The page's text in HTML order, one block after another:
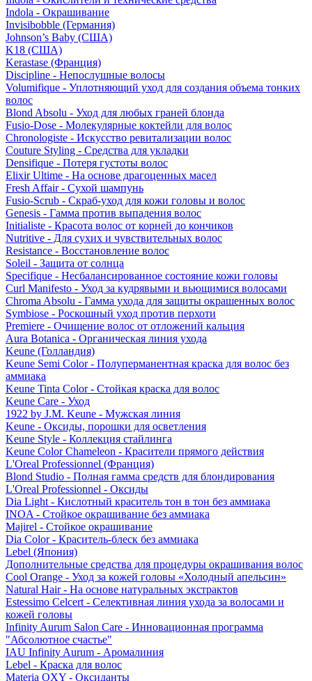
Indola - Окрашивание
Invisibobble (Германия)
Johnson’s Baby (США)
K18 (США)
Kerastase (Франция)
Discipline - Непослушные волосы
Volumifique - Уплотняющий уход для создания объема тонких
волос
Blond Absolu - Уход для любых граней блонда
Fusio-Dose - Молекулярные коктейли для волос
Chronologiste - Искусство ревитализации волос
Couture Styling - Средства для укладки
Densifique - Потеря густоты волос
Elixir Ultime - На основе драгоценных масел
Fresh Affair - Сухой шампунь
Fusio-Scrub - Скраб-уход для кожи головы и волос
Genesis - Гамма против выпадения волос
Initialiste - Красота волос от корней до кончиков
Nutritive - Для сухих и чувствительных волос
Resistance - Восстановление волос
Soleil - Защита от солнца
Specifique - Несбалансированное состояние кожи головы
Curl Manifesto - Уход за кудрявыми и вьющимися волосами
Chroma Absolu - Гамма ухода для защиты окрашенных волос
Symbiose - Роскошный уход против перхоти
Premiere - Очищение волос от отложений кальция
Aura Botanica - Органическая линия ухода
Keune (Голландия)
Keune Semi Color - Полуперманентная краска для волос без
аммиака
Keune Tinta Color - Стойкая краска для волос
Keune Care - Уход
1922 by J.M. Keune - Мужская линия
Keune - Оксиды, порошки для осветления
Keune Style - Коллекция стайлинга
Keune Color Chameleon - Красители прямого действия
L'Oreal Professionnel (Франция)
Blond Studio - Полная гамма средств для блондирования
L'Oreal Professionnel - Оксиды
Dia Light - Кислотный краситель тон в тон без аммиака
INOA - Стойкое окрашивание без аммиака
Majirel - Стойкое окрашивание
Dia Color - Краситель-блеск без аммиака
Lebel (Япония)
Дополнительные средства для процедуры окрашивания волос
Cool Orange - Уход за кожей головы «Холодный апельсин»
Natural Hair - На основе натуральных экстрактов
Estessimo Celcert - Селективная линия ухода за волосами и
кожей головы
Infinity Aurum Salon Care - Инновационная программа
"Абсолютное счастье"
IAU Infinity Aurum - Аромалиния
Lebel - Краска для волос
Materia OXY - Оксиданты